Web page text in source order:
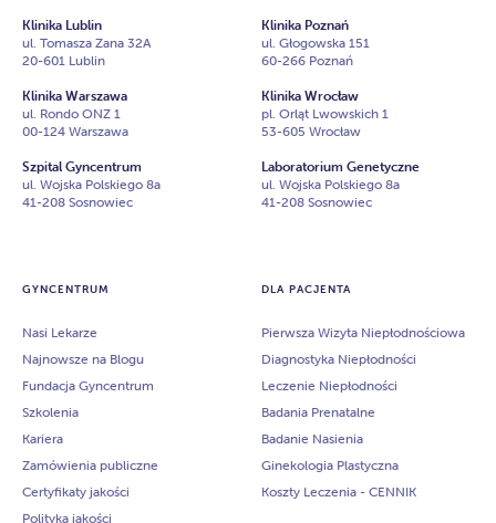
GYNCENTRUM
Nasi Lekarze
Najnowsze na Blogu
Fundacja Gyncentrum
Szkolenia
Kariera
Zamówienia publiczne
Certyfikaty jakości
Polityka jakości
DLA PACJENTA
Pierwsza Wizyta Niepłodnościowa
Diagnostyka Niepłodności
Leczenie Niepłodności
Badania Prenatalne
Badanie Nasienia
Ginekologia Plastyczna
Koszty Leczenia - CENNIK
Klinika Lublin
ul. Tomasza Zana 32A
20-601 Lublin
Klinika Poznań
ul. Głogowska 151
60-266 Poznań
Klinika Warszawa
ul. Rondo ONZ 1
00-124 Warszawa
Klinika Wrocław
pl. Orląt Lwowskich 1
53-605 Wrocław
Szpital Gyncentrum
ul. Wojska Polskiego 8a
41-208 Sosnowiec
Laboratorium Genetyczne
ul. Wojska Polskiego 8a
41-208 Sosnowiec